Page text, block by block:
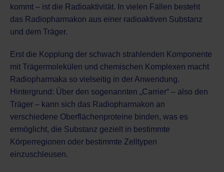
kommt – ist die Radioaktivität. In vielen Fällen besteht
das Radiopharmakon aus einer radioaktiven Substanz
und dem Träger.
Erst die Kopplung der schwach strahlenden Komponente
mit Trägermolekülen und chemischen Komplexen macht
Radiopharmaka so vielseitig in der Anwendung.
Hintergrund: Über den sogenannten „Carrier“ – also den
Träger – kann sich das Radiopharmakon an
verschiedene Oberflächenproteine binden, was es
ermöglicht, die Substanz gezielt in bestimmte
Körperregionen oder bestimmte Zelltypen
einzuschleusen.